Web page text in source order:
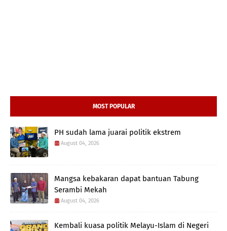
MOST POPULAR
PH sudah lama juarai politik ekstrem
August 04, 2026
Mangsa kebakaran dapat bantuan Tabung
Serambi Mekah
August 04, 2026
Kembali kuasa politik Melayu-Islam di Negeri